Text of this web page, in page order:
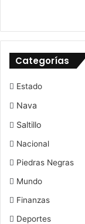
Categorías
Estado
Nava
Saltillo
Nacional
Piedras Negras
Mundo
Finanzas
Deportes